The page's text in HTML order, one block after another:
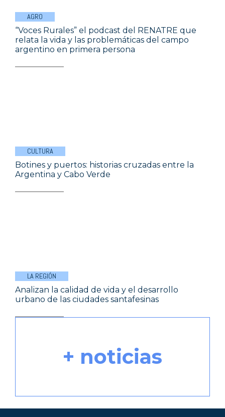
AGRO
“Voces Rurales” el podcast del RENATRE que
relata la vida y las problemáticas del campo
argentino en primera persona
CULTURA
Botines y puertos: historias cruzadas entre la
Argentina y Cabo Verde
LA REGIÓN
Analizan la calidad de vida y el desarrollo
urbano de las ciudades santafesinas
+ noticias